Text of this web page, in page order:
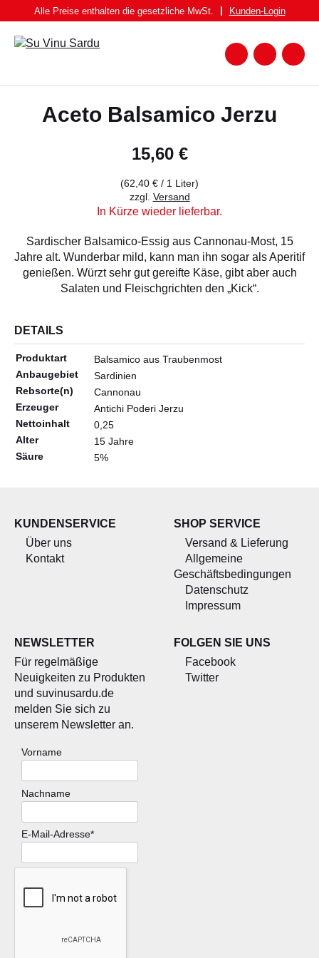
Inhalt
springen
WEISSWEIN
SPUMANTE UND FRIZZANTE
BIER
FEINKOST
ALLERLEI
ANGEBOTE
Zum
Alle Preise enthalten die gesetzliche MwSt. Kunden-Login
Aceto Balsamico Jerzu
15,60 €
(62,40 € / 1 Liter)
zzgl. Versand
In Kürze wieder lieferbar.
Sardischer Balsamico-Essig aus Cannonau-Most, 15
Jahre alt. Wunderbar mild, kann man ihn sogar als Aperitif
genießen. Würzt sehr gut gereifte Käse, gibt aber auch
Salaten und Fleischgrichten den „Kick“.
DETAILS
Produktart
Balsamico aus Traubenmost
Anbaugebiet
Sardinien
Rebsorte(n)
Cannonau
Erzeuger
Antichi Poderi Jerzu
Nettoinhalt
0,25
Alter
15 Jahre
Säure
5%
KUNDENSERVICE
Über uns
Kontakt
SHOP SERVICE
Versand & Lieferung
Allgemeine
Geschäftsbedingungen
Datenschutz
Impressum
NEWSLETTER
Für regelmäßige
Neuigkeiten zu Produkten
und suvinusardu.de
melden Sie sich zu
unserem Newsletter an.
Vorname
Nachname
E-Mail-Adresse*
FOLGEN SIE UNS
Facebook
Twitter